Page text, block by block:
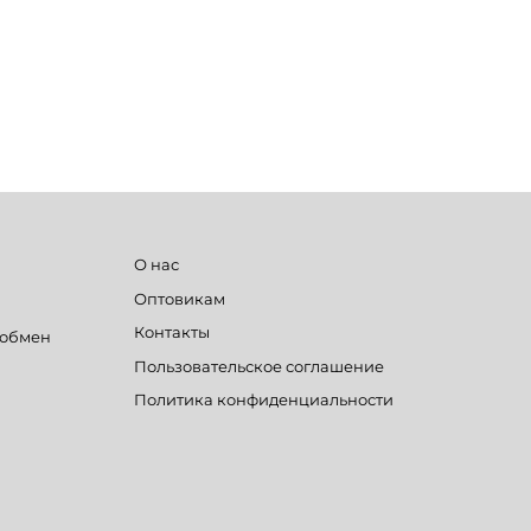
О нас
Оптовикам
Контакты
Пользовательское соглашение
Политика конфиденциальности